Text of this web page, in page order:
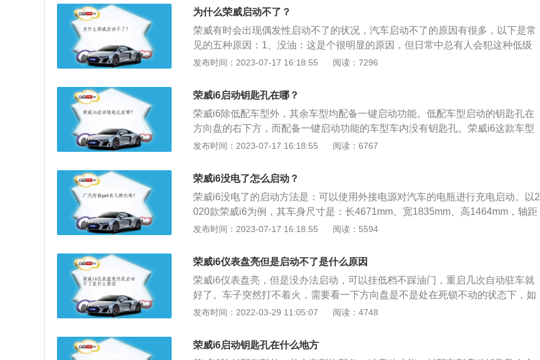
能照到车头上，帮助引擎升温，这样出车就容易很多。2、扩展资料：换挡时发
动机熄火，可能是由于当时的怠速太低，或者是怠速的截止阀未拧紧，也有可能
是是档位过高憋死，还有一种可能是油气分离器被严重堵塞。
为什么荣威启动不了？
荣威有时会出现偶发性启动不了的状况，汽车启动不了的原因有很多，以下是常
见的五种原因：1、没油：这是个很明显的原因，但日常中总有人会犯这种低级
失误，一定要养成上车下车留意油表。2、档位不对：自动挡车启动时档位一定
果不踩离合也会打不着火。3、电瓶没电：可能是由于长时间大灯未关等原因造
成的亏电或是电瓶寿命到期，一般建议2年就及时更换电瓶。另外加装氙气大
灯、高功率音响等也是造成车辆电路故障的原因。车辆没电的情况很好检查，按
下喇叭即可。
发布时间：2023-07-17 16:18:55 阅读：7296
荣威i6启动钥匙孔在哪？
荣威i6除低配车型外，其余车型均配备一键启动功能。低配车型启动的钥匙孔在
方向盘的右下方，而配备一键启动功能的车型车内没有钥匙孔。荣威i6这款车型
的备用启动位置是位于一键启动的旁边位置，只要把钥匙放在旁边，即使是没有
火方式和传统启动程序，只要轻轻按下一键启动按钮键，即可实现启动熄火，在
点火的过程中大部分需要踩脚刹。2、一键启动的装置是智能汽车的一部分，是
实现简约启动过程的一个按钮装置，同时也可以熄火，该装置可以在原车钥匙锁
头的位置改装，也可以独立面板改装。3、一般情况下智能钥匙中也有带有锯齿
或凹槽的钥匙，它的作用是防止一键启动功能发生故障时，利用机械启动方式进
发布时间：2023-07-17 16:18:55 阅读：6767
荣威i6没电了怎么启动？
荣威i6没电了的启动方法是：可以使用外接电源对汽车的电瓶进行充电启动。以2
020款荣威i6为例，其车身尺寸是：长4671mm、宽1835mm、高1464mm，轴距
为2715mm，最小离地间隙为115mm，油箱容积为50l。2020款荣威i6搭载了1.5t
合变速箱，其采用的前悬架类型是麦弗逊式独立悬架。
发布时间：2023-07-17 16:18:55 阅读：5594
荣威i6仪表盘亮但是启动不了是什么原因
荣威i6仪表盘亮，但是没办法启动，可以挂低档不踩油门，重启几次自动驻车就
好了。车子突然打不着火，需要看一下方向盘是不是处在死锁不动的状态下，如
果是的话，只需要用力打方向盘的同时把钥匙拧动，很快就可以解开方向盘锁，
在D档或是R挡点火的话，对车辆是巨大的安全隐患。如果仪表盘上的电瓶指示灯
亮了的话，那么就需要对电瓶进行自检了。把钥匙门打开，自检时指示灯亮，启
发布时间：2022-03-29 11:05:07 阅读：4748
荣威i6启动钥匙孔在什么地方